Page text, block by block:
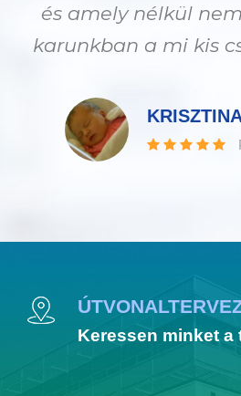
és amely nélkül
karunkban a mi kis
Keressen minket a